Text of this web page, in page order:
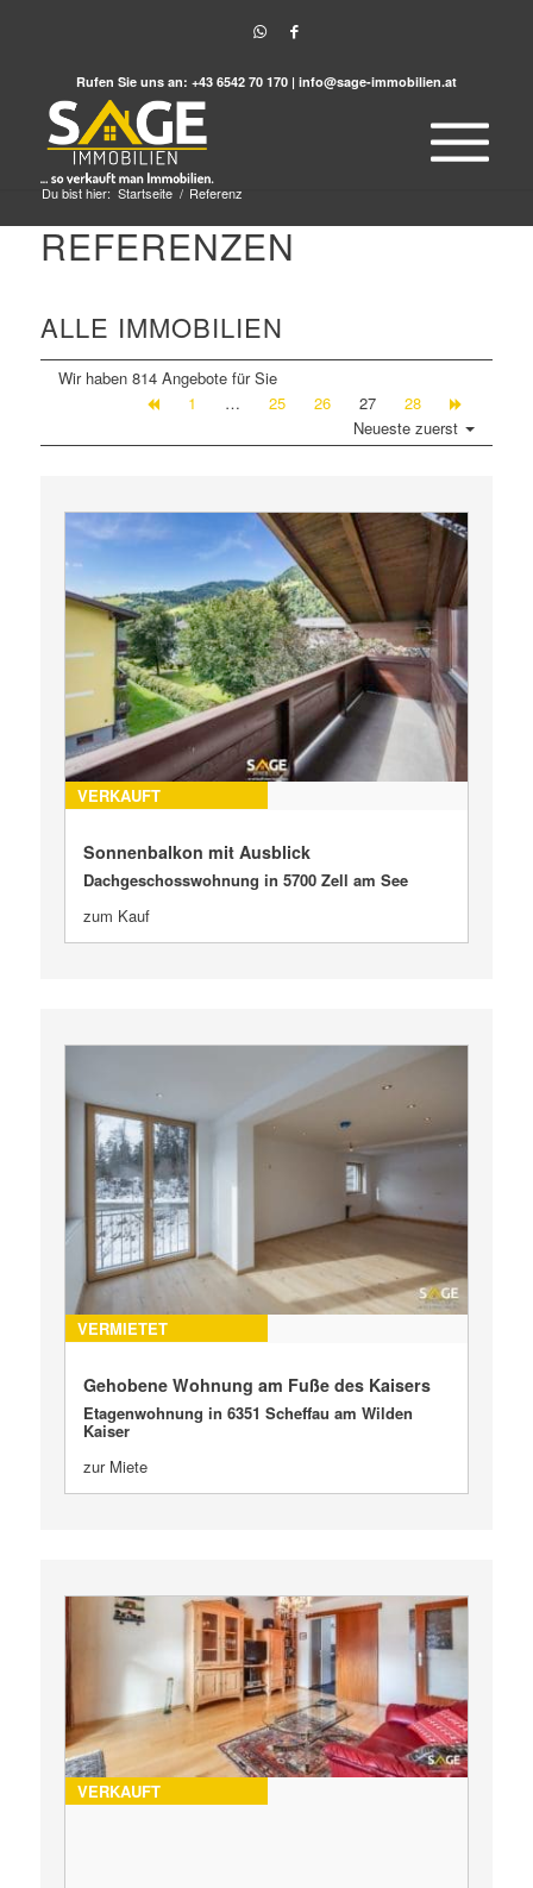
Rufen Sie uns an: +43 6542 70 170 | info@sage-immobilien.at
Du bist hier: Startseite / Referenz
REFERENZEN
ALLE IMMOBILIEN
Wir haben 814 Angebote für Sie
1
… 25 26 27
28
Neueste zuerst
VERKAUFT
Sonnenbalkon mit Ausblick
Dachgeschosswohnung in 5700 Zell am See
zum Kauf
VERMIETET
Gehobene Wohnung am Fuße des Kaisers
Etagenwohnung in 6351 Scheffau am Wilden
Kaiser
zur Miete
VERKAUFT